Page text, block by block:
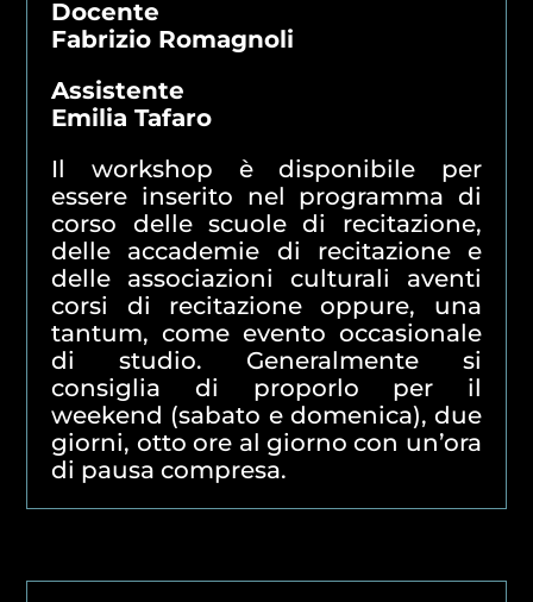
Docente
Fabrizio Romagnoli
Assistente
Emilia Tafaro
Il workshop è disponibile per
essere inserito nel programma di
corso delle scuole di recitazione,
delle accademie di recitazione e
delle associazioni culturali aventi
corsi di recitazione oppure, una
tantum, come evento occasionale
di studio. Generalmente si
consiglia di proporlo per il
weekend (sabato e domenica), due
giorni, otto ore al giorno con un’ora
di pausa compresa.